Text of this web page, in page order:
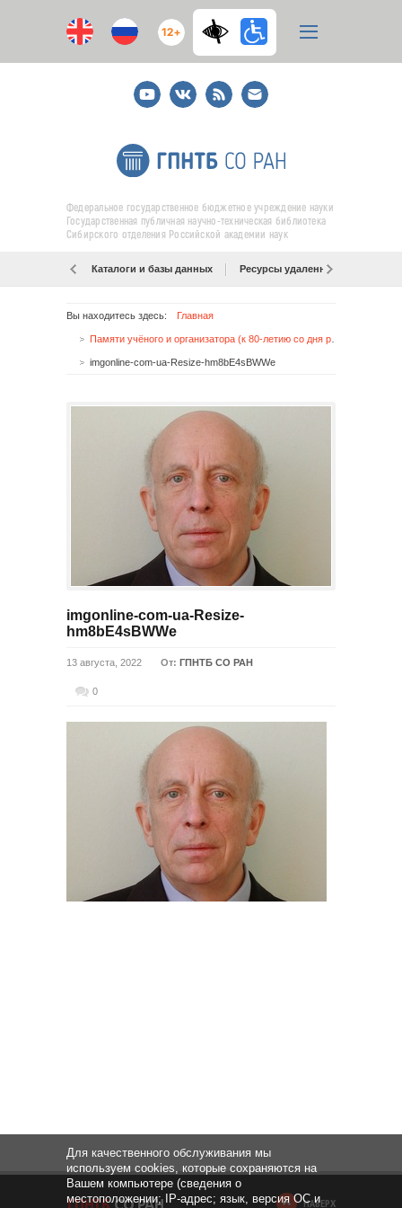
12+
YoutubeВКонтакте
RSS
E-
mail
подписка
Федеральное государственное бюджетное учреждение науки
Государственная публичная научно-техническая библиотека
Сибирского отделения Российской академии наук
Каталоги и базы данных Ресурсы удаленного доступа
Вы находитесь здесь: Главная
imgonline-com-ua-Resize-hm8bE4sBWWe
imgonline-com-ua-Resize-
hm8bE4sBWWe
13 августа, 2022 От: ГПНТБ СО РАН
0
НАВЕРХ
Для качественного обслуживания мы
используем cookies, которые сохраняются на
Вашем компьютере (сведения о
местоположении; IP-адрес; язык, версия ОС и